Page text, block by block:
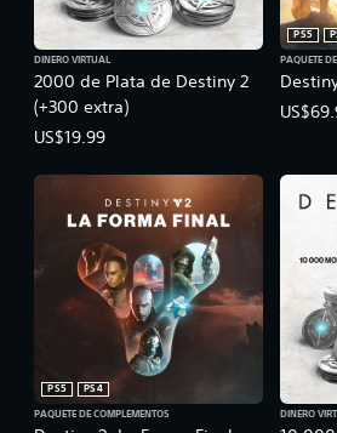
2000 de Plata de Destiny 2
(+300 extra)
DINERO VIRTUAL
US$19.99
PS5
PAQUETE
PS5
PS4
PAQUETE DE COMPLEMENTOS
DINERO